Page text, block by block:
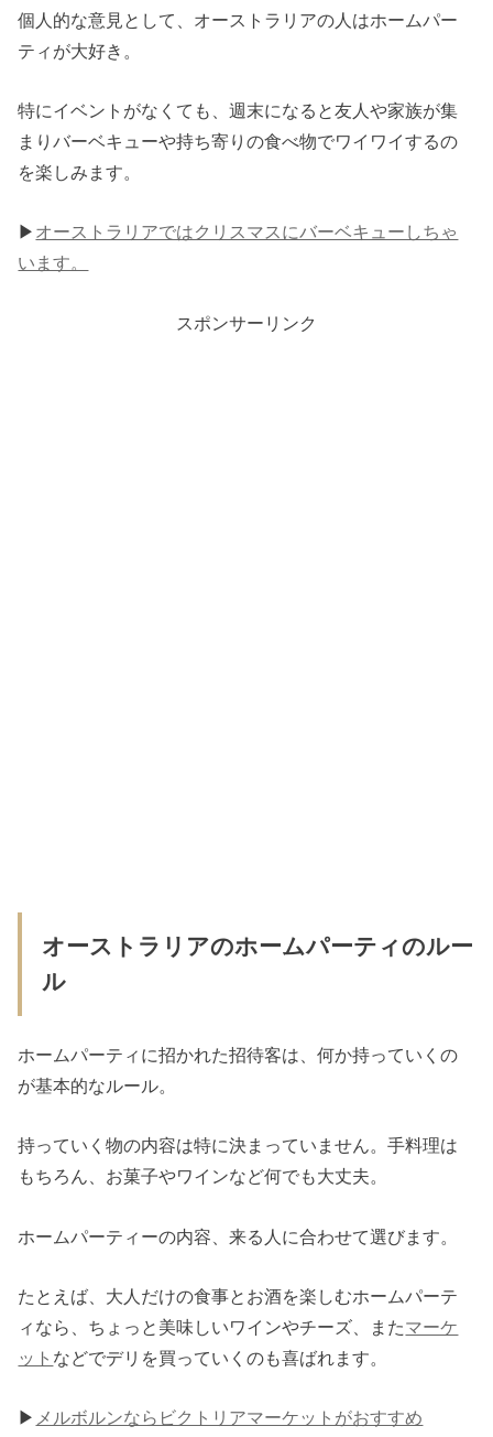
個人的な意見として、オーストラリアの人はホームパー
ティが大好き。
特にイベントがなくても、週末になると友人や家族が集
まりバーベキューや持ち寄りの食べ物でワイワイするの
を楽しみます。
▶︎ オーストラリアではクリスマスにバーベキューしちゃ
います。
スポンサーリンク
オーストラリアのホームパーティのルー
ル
ホームパーティに招かれた招待客は、何か持っていくの
が基本的なルール。
持っていく物の内容は特に決まっていません。手料理は
もちろん、お菓子やワインなど何でも大丈夫。
ホームパーティーの内容、来る人に合わせて選びます。
たとえば、大人だけの食事とお酒を楽しむホームパーテ
ィなら、ちょっと美味しいワインやチーズ、またマーケ
ット などでデリを買っていくのも喜ばれます。
▶︎ メルボルンならビクトリアマーケットがおすすめ